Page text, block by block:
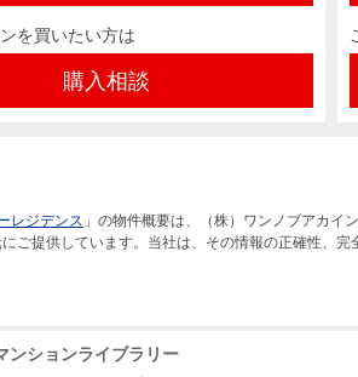
を買いたい方は
購入相談
レジデンス 」の物件概要は、（株）ワンノブアカイ
にご提供しています。当社は、その情報の正確性、完
ンションライブラリー